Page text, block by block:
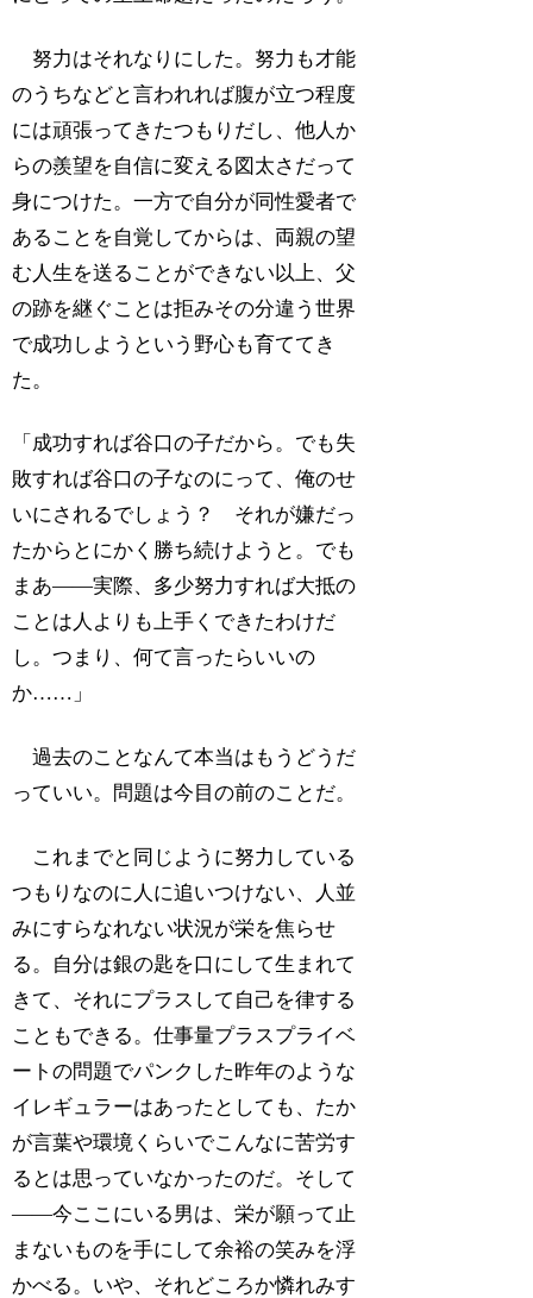
努力はそれなりにした。努力も才能
のうちなどと言われれば腹が立つ程度
には頑張ってきたつもりだし、他人か
らの羨望を自信に変える図太さだって
身につけた。一方で自分が同性愛者で
あることを自覚してからは、両親の望
む人生を送ることができない以上、父
の跡を継ぐことは拒みその分違う世界
で成功しようという野心も育ててき
た。
「成功すれば谷口の子だから。でも失
敗すれば谷口の子なのにって、俺のせ
いにされるでしょう？ それが嫌だっ
たからとにかく勝ち続けようと。でも
まあ――実際、多少努力すれば大抵の
ことは人よりも上手くできたわけだ
し。つまり、何て言ったらいいの
か……」
過去のことなんて本当はもうどうだ
っていい。問題は今目の前のことだ。
これまでと同じように努力している
つもりなのに人に追いつけない、人並
みにすらなれない状況が栄を焦らせ
る。自分は銀の匙を口にして生まれて
きて、それにプラスして自己を律する
こともできる。仕事量プラスプライベ
ートの問題でパンクした昨年のような
イレギュラーはあったとしても、たか
が言葉や環境くらいでこんなに苦労す
るとは思っていなかったのだ。そして
――今ここにいる男は、栄が願って止
まないものを手にして余裕の笑みを浮
かべる。いや、それどころか憐れみす